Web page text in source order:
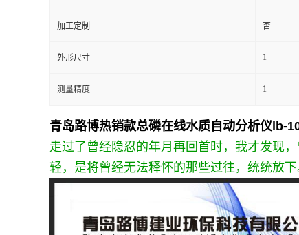
加工定制 否
外形尺寸 1
测量精度 1
青岛路博热销款总磷在线水质自动分析仪lb-
走过了曾经隐忍的年月再回首时，我才发现
轻，是将曾经无法释怀的那些过往，统统放